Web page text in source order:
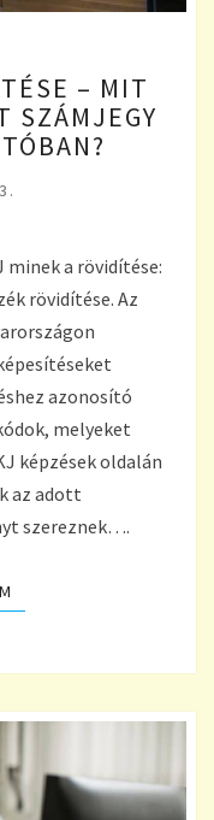
– MIT
SZÁMJEGY
minek a rövidítése:
rövidítése. Az
azonosító
melyeket
képzések oldalán
az adott
szereznek….
TOVÁBB OLVASOM